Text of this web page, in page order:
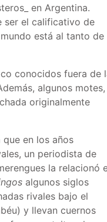
en Argentina.
ser el calificativo de
está al tanto de
conocidos fuera de
algunos motes,
originalmente
que en los años
un periodista de
la relacionó
algunos siglos
rivales bajo el
y llevan cuernos